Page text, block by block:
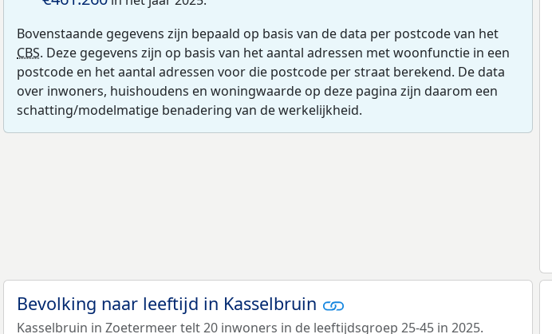
Bovenstaande gegevens zijn bepaald op basis van de data per postcode van het
CBS. Deze gegevens zijn op basis van het aantal adressen met woonfunctie in een
postcode en het aantal adressen voor die postcode per straat berekend. De data
over inwoners, huishoudens en woningwaarde op deze pagina zijn daarom een
schatting/modelmatige benadering van de werkelijkheid.
Bevolking naar leeftijd in Kasselbruin
Kasselbruin in Zoetermeer telt 20 inwoners in de leeftijdsgroep 25-45 in 2025.